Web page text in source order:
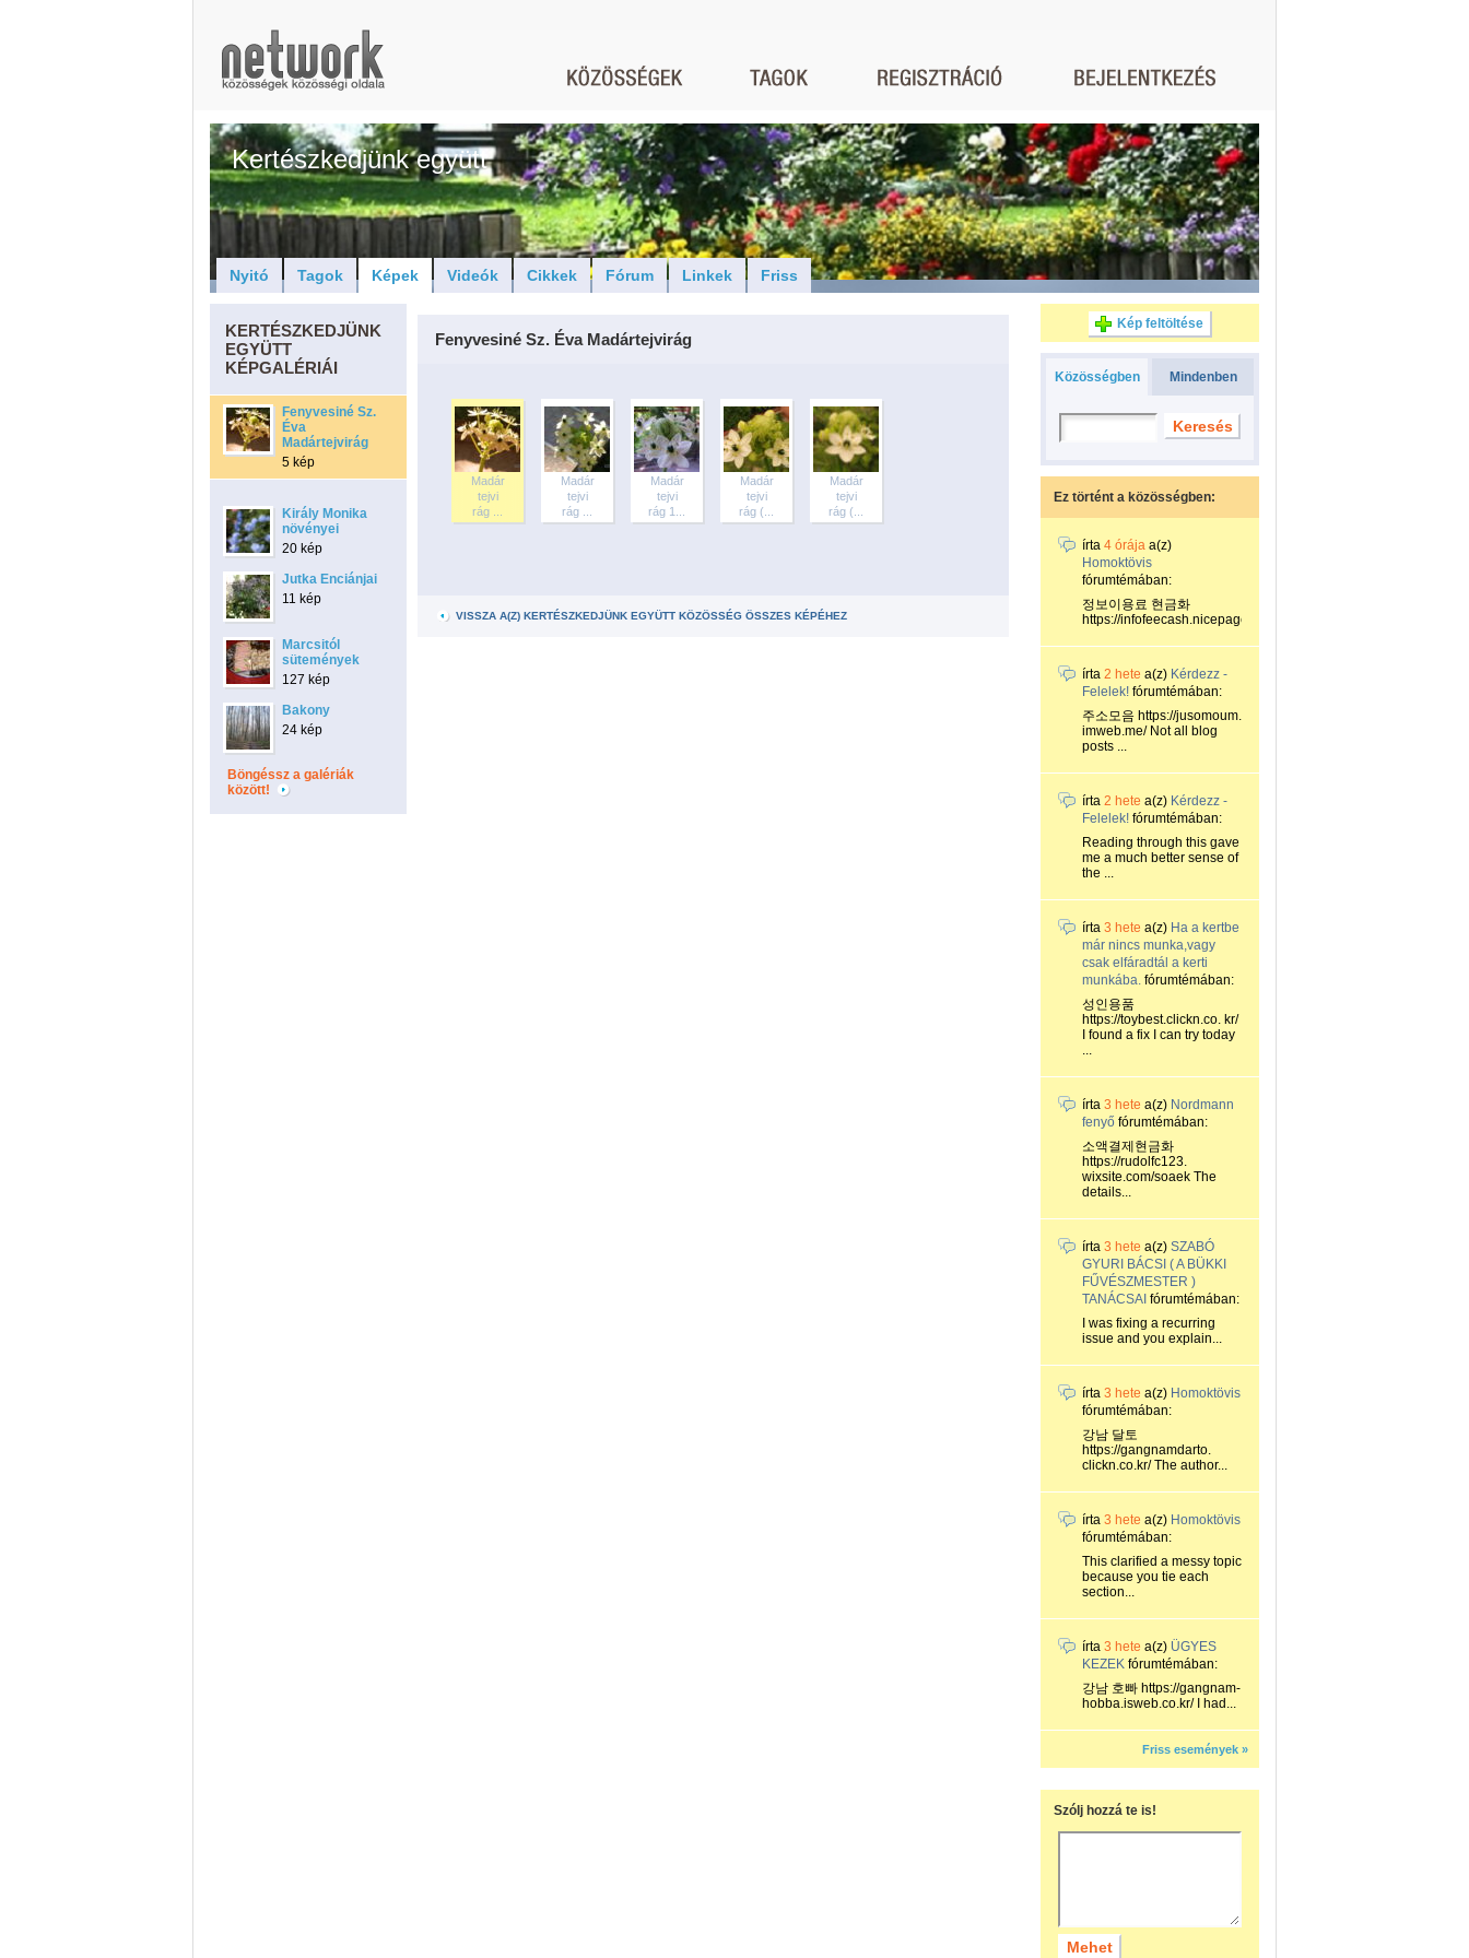
Kertészkedjünk együtt
Nyitó Tagok Képek Videók Cikkek Fórum Linkek Friss
KERTÉSZKEDJÜNK
EGYÜTT
KÉPGALÉRIÁI
Fenyvesiné Sz.
Éva
Madártejvirág
5 kép
Király Monika
növényei
20 kép
Jutka Enciánjai
11 kép
Marcsitól
sütemények
127 kép
Bakony
24 kép
Böngéssz a galériák
között!
Fenyvesiné Sz. Éva Madártejvirág
Madár
tejvi
rág ...
Madár
tejvi
rág ...
Madár
tejvi
rág 1...
Madár
tejvi
rág (...
Madár
tejvi
rág (...
VISSZA A(Z) KERTÉSZKEDJÜNK EGYÜTT KÖZÖSSÉG ÖSSZES KÉPÉHEZ
Kép feltöltése
Közösségben Mindenben
Ez történt a közösségben:
írta 4 órája a(z)
Homoktövis
fórumtémában:
정보이용료 현금화
https://infofeecash.nicepage...
írta 2 hete a(z) Kérdezz -
Felelek! fórumtémában:
주소모음 https://jusomoum.
imweb.me/ Not all blog
posts ...
írta 2 hete a(z) Kérdezz -
Felelek! fórumtémában:
Reading through this gave
me a much better sense of
the ...
írta 3 hete a(z) Ha a kertbe
már nincs munka,vagy
csak elfáradtál a kerti
munkába. fórumtémában:
성인용품
https://toybest.clickn.co. kr/
I found a fix I can try today
...
írta 3 hete a(z) Nordmann
fenyő fórumtémában:
소액결제현금화
https://rudolfc123.
wixsite.com/soaek The
details...
írta 3 hete a(z) SZABÓ
GYURI BÁCSI ( A BÜKKI
FŰVÉSZMESTER )
TANÁCSAI fórumtémában:
I was fixing a recurring
issue and you explain...
írta 3 hete a(z) Homoktövis
fórumtémában:
강남 달토
https://gangnamdarto.
clickn.co.kr/ The author...
írta 3 hete a(z) Homoktövis
fórumtémában:
This clarified a messy topic
because you tie each
section...
írta 3 hete a(z) ÜGYES
KEZEK fórumtémában:
강남 호빠 https://gangnam-
hobba.isweb.co.kr/ I had...
Friss események »
Szólj hozzá te is!